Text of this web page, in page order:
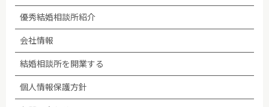
優秀結婚相談所紹介
会社情報
結婚相談所を開業する
個人情報保護方針